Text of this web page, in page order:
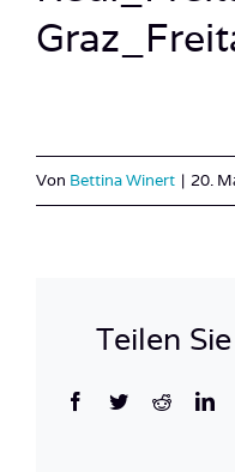
SUCHE
Von Bettina Winert | 20.
Teilen
Facebook
TwitterReddit